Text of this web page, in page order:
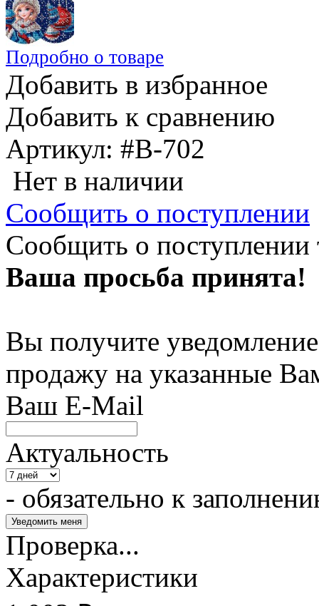
Подробно о товаре
Добавить в избранное
Добавить к сравнению
Артикул: #В-702
Нет в наличии
Сообщить о поступлении
Сообщить о поступлении
Ваша просьба принята!
Вы получите
продажу на указанные
Ваш E-Mail
Актуальность
- обязательно к
Проверка...
Характеристики